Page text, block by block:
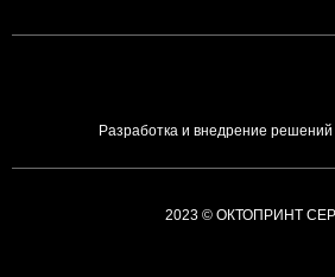
Разработка и внедрение
2023 © ОКТОПРИНТ